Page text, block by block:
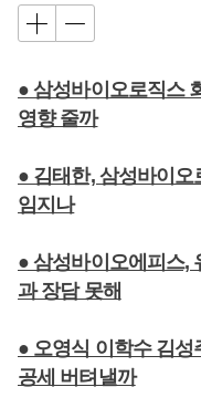
● 삼성바이오로직스
영향 줄까
● 김태한, 삼성바이
임지나
● 삼성바이오에피스,
과 장담 못해
● 오영식 이학수 김성
공세 버텨낼까